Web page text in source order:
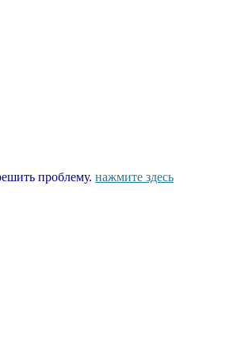
проблему. нажмите здесь